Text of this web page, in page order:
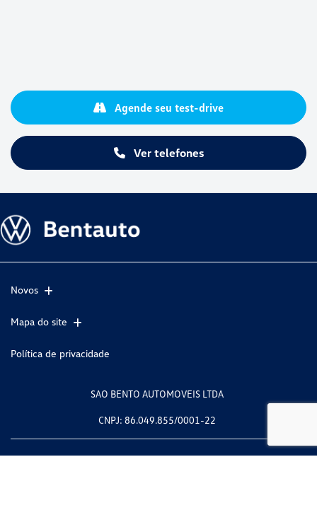
Ver telefones
Agende seu test-drive
Novos
Mapa do site
Política de privacidade
SAO BENTO AUTOMOVEIS LTDA
CNPJ: 86.049.855/0001-22